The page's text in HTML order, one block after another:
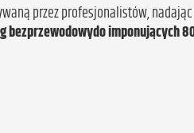
przez profesjonalistów,
bezprzewodowydo imponujących